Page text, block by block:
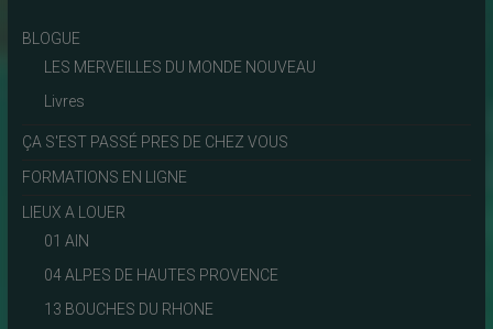
BLOGUE
LES MERVEILLES DU MONDE NOUVEAU
Livres
ÇA S'EST PASSÉ PRES DE CHEZ VOUS
FORMATIONS EN LIGNE
LIEUX A LOUER
01 AIN
04 ALPES DE HAUTES PROVENCE
13 BOUCHES DU RHONE